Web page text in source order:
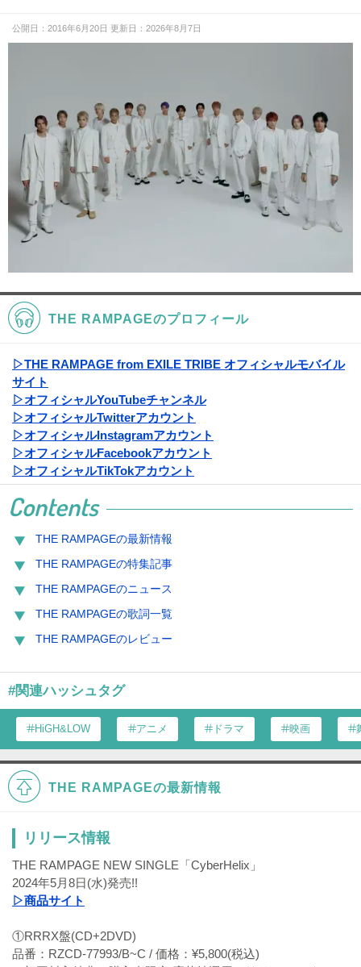
公開日：2016年6月20日 更新日：2026年8月7日
THE RAMPAGEのプロフィール
▷THE RAMPAGE from EXILE TRIBE オフィシャルモバイル
サイト
▷オフィシャルYouTubeチャンネル
▷オフィシャルTwitterアカウント
▷オフィシャルInstagramアカウント
▷オフィシャルFacebookアカウント
▷オフィシャルTikTokアカウント
Contents
THE RAMPAGEの最新情報
THE RAMPAGEの特集記事
THE RAMPAGEのニュース
THE RAMPAGEの歌詞一覧
THE RAMPAGEのレビュー
#関連ハッシュタグ
HiGH&LOW アニメ ドラマ 映画
THE RAMPAGEの最新情報
リリース情報
THE RAMPAGE NEW SINGLE「CyberHelix」
2024年5月8日(水)発売!!
▷商品サイト
①RRRX盤(CD+2DVD)
品番：RZCD-77993/B~C / 価格：¥5,800(税込)